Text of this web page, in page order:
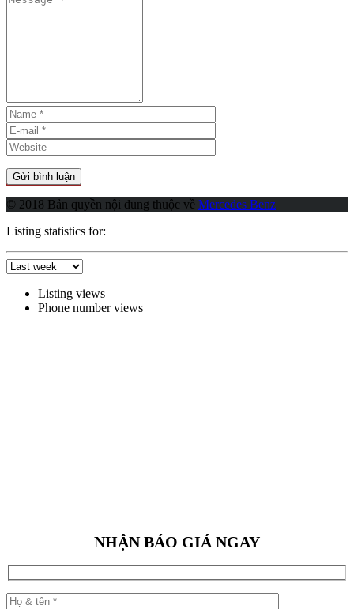
© 2018 Bản quyền nội dung thuộc về Mercedes Benz
Listing statistics for:
Listing views
Phone number views
NHẬN BÁO GIÁ NGAY